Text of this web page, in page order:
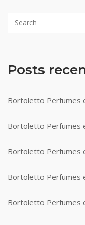
Posts
Bortoletto Perfumes
Bortoletto Perfumes
Bortoletto Perfumes
Bortoletto Perfumes
Bortoletto Perfumes